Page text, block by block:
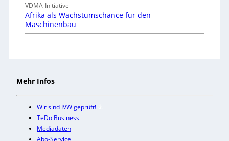
VDMA-Initiative
Afrika als Wachstumschance für den
Maschinenbau
Mehr Infos
Wir sind IVW geprüft!
TeDo Business
Mediadaten
Abo-Service